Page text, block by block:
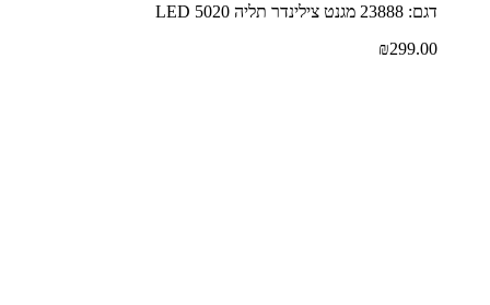
דגם: 23888 מגנט צילינדר תליה 5020 LED
₪299.00